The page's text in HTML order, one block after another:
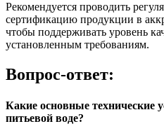
Рекомендуется проводить
сертификацию продукции в
чтобы поддерживать уровень
установленным требованиям.
Вопрос-ответ:
Какие основные технические
питьевой воде?